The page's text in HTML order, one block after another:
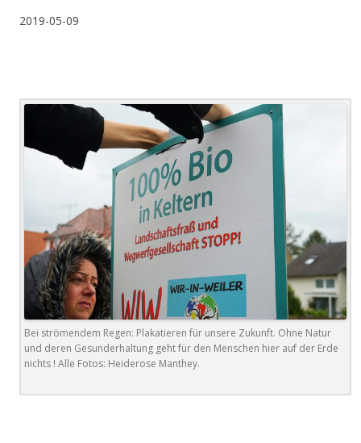
2019-05-09
Bei strömendem Regen: Plakatieren für unsere Zukunft. Ohne Natur
und deren Gesunderhaltung geht für den Menschen hier auf der Erde
nichts ! Alle Fotos: Heiderose Manthey.